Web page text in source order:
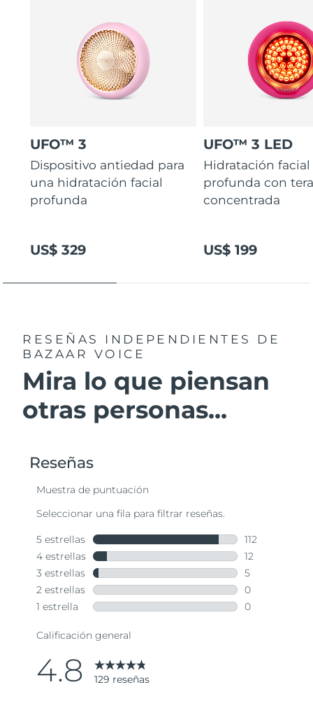
UFO™ 3
Dispositivo antiedad para
una hidratación facial
profunda
US$ 329
UFO™ 3 LED
Hidratación facial
profunda con
concentrada
US$ 199
RESEÑAS INDEPENDIENTES
DE
BAZAAR VOICE
Mira lo que piensan
otras personas...